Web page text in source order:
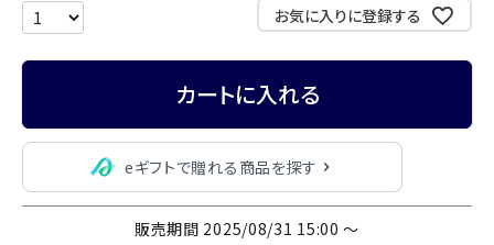
お気に入りに登録する
カートに入れる
eギフトで贈れる商品を探す
販売期間 2025/08/31 15:00〜